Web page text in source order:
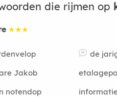
die rijmen op
★★★
de
Jakob
notendop